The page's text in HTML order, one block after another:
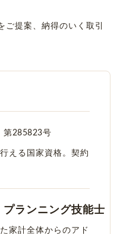
提案、納得のいく取引
第285823号
える国家資格。契約
ランニング技能士
家計全体からのアド